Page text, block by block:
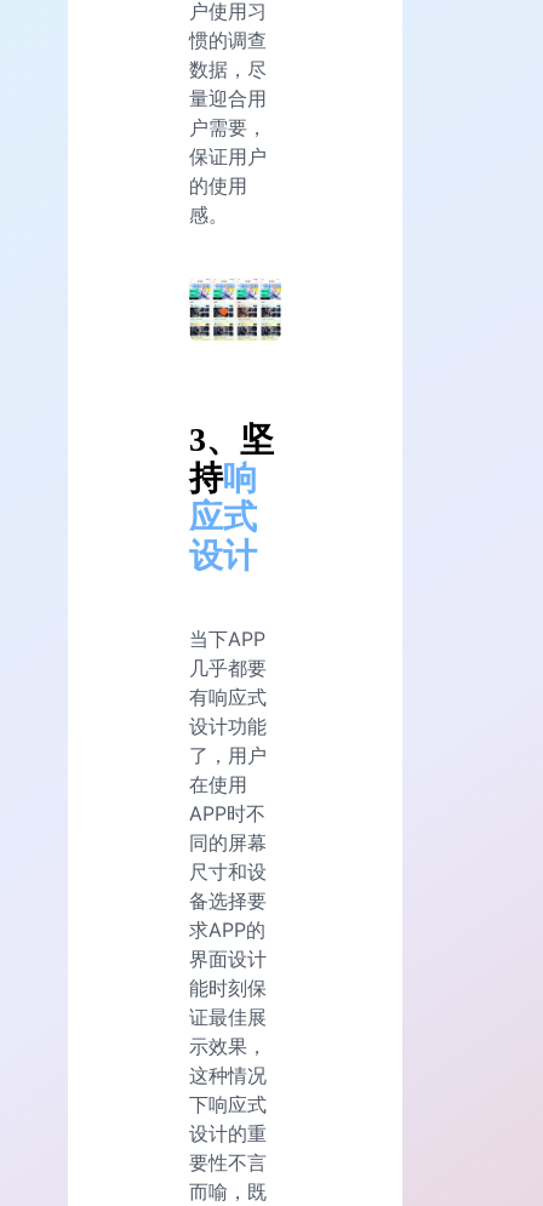
户使用习
惯的调查
数据，尽
量迎合用
户需要，
保证用户
的使用
感。
3、坚
持响
应式
设计
当下APP
几乎都要
有响应式
设计功能
了，用户
在使用
APP时不
同的屏幕
尺寸和设
备选择要
求APP的
界面设计
能时刻保
证最佳展
示效果，
这种情况
下响应式
设计的重
要性不言
而喻，既